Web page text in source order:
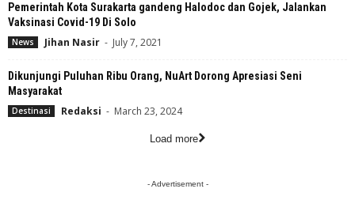
Pemerintah Kota Surakarta gandeng Halodoc dan Gojek, Jalankan
Vaksinasi Covid-19 Di Solo
News Jihan Nasir - July 7, 2021
Dikunjungi Puluhan Ribu Orang, NuArt Dorong Apresiasi Seni
Masyarakat
Destinasi Redaksi - March 23, 2024
Load more
- Advertisement -